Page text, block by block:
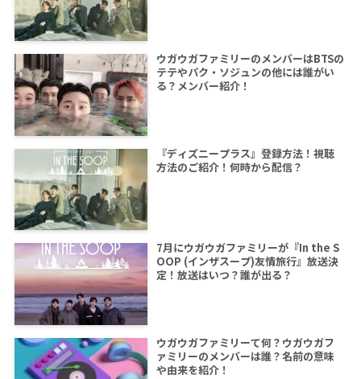
ウガウガファミリーのメンバーはBTSの
テテやパク・ソジュンの他には誰がい
る？メンバー紹介！
『ディズニープラス』登録方法！視聴
方法のご紹介！何時から配信？
7月にウガウガファミリーが『In the S
OOP (インザスープ)友情旅行』放送決
定！放送はいつ？誰が出る？
ウガウガファミリーて何？ウガウガフ
ァミリーのメンバーは誰？名前の意味
や由来を紹介！